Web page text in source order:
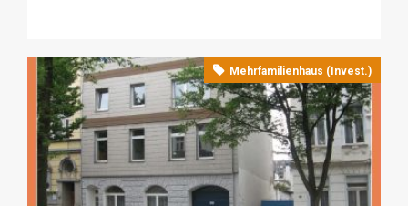
Mehrfamilienhaus (Invest.)